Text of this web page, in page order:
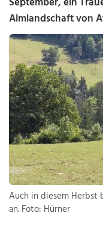
Almlandschaft von
Auch in diesem Herbst
an. Foto: Hürner